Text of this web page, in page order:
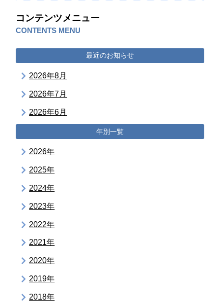
コンテンツメニュー
CONTENTS MENU
最近のお知らせ
2026年8月
2026年7月
2026年6月
年別一覧
2026年
2025年
2024年
2023年
2022年
2021年
2020年
2019年
2018年